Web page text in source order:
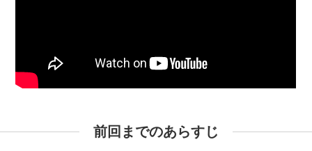
前回までのあらすじ